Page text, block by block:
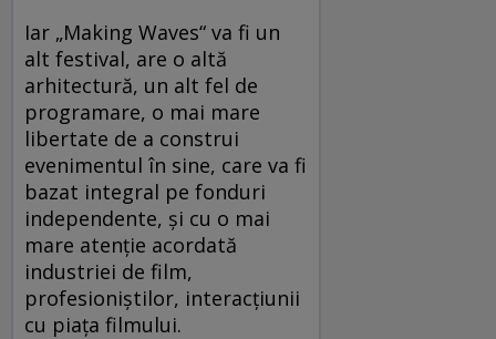
Iar „Making Waves“ va fi un
alt festival, are o altă
arhitectură, un alt fel de
programare, o mai mare
libertate de a construi
evenimentul în sine, care va fi
bazat integral pe fonduri
independente, şi cu o mai
mare atenţie acordată
industriei de film,
profesioniştilor, interacţiunii
cu piaţa filmului.